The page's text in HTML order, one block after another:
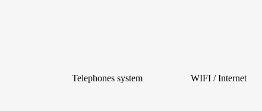
Telephones system WIFI / Internet